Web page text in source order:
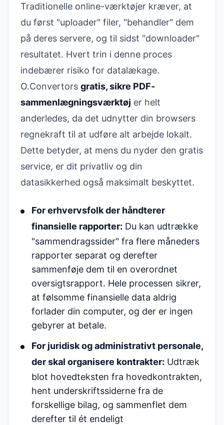
Traditionelle online-værktøjer kræver, at
du først "uploader" filer, "behandler" dem
på deres servere, og til sidst "downloader"
resultatet. Hvert trin i denne proces
indebærer risiko for datalækage.
O.Convertors gratis, sikre PDF-
sammenlægningsværktøj er helt
anderledes, da det udnytter din browsers
regnekraft til at udføre alt arbejde lokalt.
Dette betyder, at mens du nyder den gratis
service, er dit privatliv og din
datasikkerhed også maksimalt beskyttet.
For erhvervsfolk der håndterer
finansielle rapporter: Du kan udtrække
"sammendragssider" fra flere måneders
rapporter separat og derefter
sammenføje dem til en overordnet
oversigtsrapport. Hele processen sikrer,
at følsomme finansielle data aldrig
forlader din computer, og der er ingen
gebyrer at betale.
For juridisk og administrativt personale,
der skal organisere kontrakter: Udtræk
blot hovedteksten fra hovedkontrakten,
hent underskriftssiderne fra de
forskellige bilag, og sammenflet dem
derefter til ét endeligt